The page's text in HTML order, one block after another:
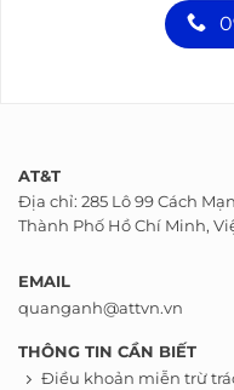
AT&T
Địa chỉ: 285 Lô 99 Cách
Thành Phố Hồ Chí Minh,
EMAIL
quanganh@attvn.vn
THÔNG TIN CẦN BIẾT
Điều khoản miễn trừ